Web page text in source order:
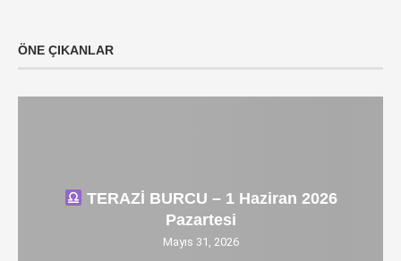
ÖNE ÇIKANLAR
TERAZİ BURCU – 1 Haziran 2026
Pazartesi
Mayıs 31, 2026